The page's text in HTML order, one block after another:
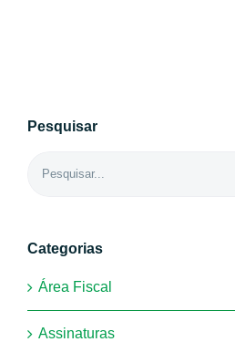
Pesquisar
Categorias
Área Fiscal
Assinaturas